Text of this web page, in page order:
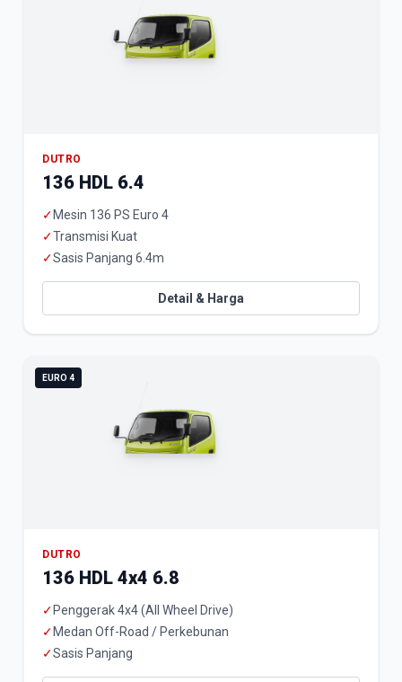
DUTRO
136 HDL 6.4
✓ Mesin 136 PS Euro 4
✓Transmisi Kuat
✓Sasis Panjang 6.4m
Detail & Harga
EURO 4
DUTRO
136 HDL 4x4 6.8
✓ Penggerak 4x4 (All Wheel Drive)
✓ Medan Off-Road / Perkebunan
✓Sasis Panjang